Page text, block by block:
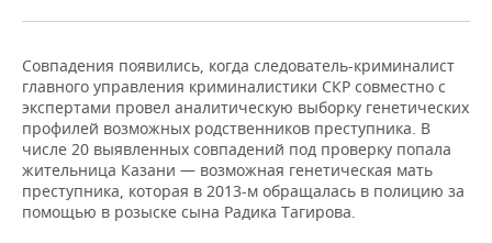
Совпадения появились, когда следователь-криминалист
главного управления криминалистики СКР совместно с
экспертами провел аналитическую выборку генетических
профилей возможных родственников преступника. В
числе 20 выявленных совпадений под проверку попала
жительница Казани — возможная генетическая мать
преступника, которая в 2013-м обращалась в полицию за
помощью в розыске сына Радика Тагирова.